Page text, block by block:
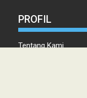
PROFIL
Tentang Kami